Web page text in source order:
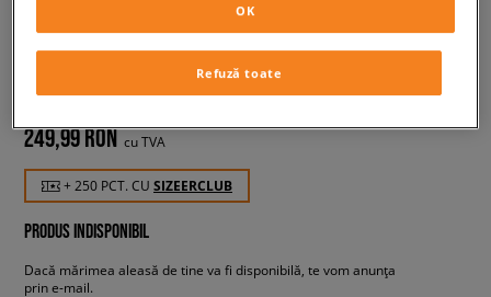
249,99 RON cu TVA
+ 250 PCT. CU SIZEERCLUB
PRODUS INDISPONIBIL
Dacă mărimea aleasă de tine va fi disponibilă, te vom anunța
prin e-mail.
Refuză toate
OK